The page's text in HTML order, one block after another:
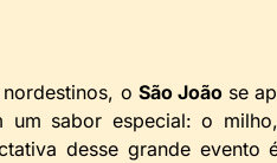
o São Joãose
um sabor especial: o
desse grande evento